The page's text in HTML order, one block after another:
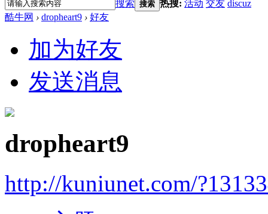
搜索 搜索 热搜: 活动 交友 discuz
酷牛网 › dropheart9 › 好友
加为好友
发送消息
dropheart9
http://kuniunet.com/